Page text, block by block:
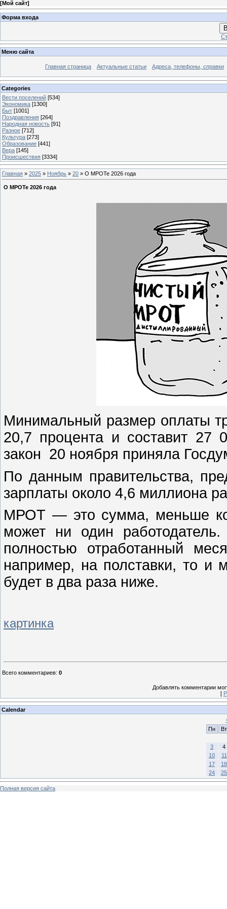
[Мой сайт]
Форма входа
Меню сайта
Главная страница Актуальные статьи Адреса, телефоны, справки
Categories
Вести поселений [534]
Экономика [1300]
Быт [1001]
Поздравления [264]
Народная новость [91]
Разное [712]
Культура [273]
Образование [441]
Вера [145]
Происшествия [3334]
Главная » 2025 » Ноябрь » 20 » О МРОТе 2026 года
О МРОТе 2026 года
Минимальный размер оплаты
20,7 процента и составит 27
закон 20 ноября приняла
По данным правительства,
зарплаты около 4,6 миллиона
МРОТ — это сумма, меньше
может ни один
полностью отработанный
например, на полставки, то и
будет в два раза ниже.
картинка
Всего комментариев: 0
Добавлять комментарии
[
Calendar
Пн
Вт
3
4
10
11
17
18
24
25
Полная версия сайта